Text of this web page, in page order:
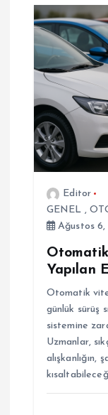
n
m
e
s
Editor
GENEL ,
Ağustos 6,
Otomatik
Yapılan
Otomatik
günlük sürüş
sistemine
Uzmanlar,
alışkanlığın,